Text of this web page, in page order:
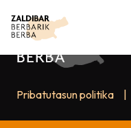
Pribatutasun politika